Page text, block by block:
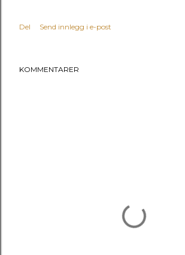
Del Send innlegg i e-post
KOMMENTARER